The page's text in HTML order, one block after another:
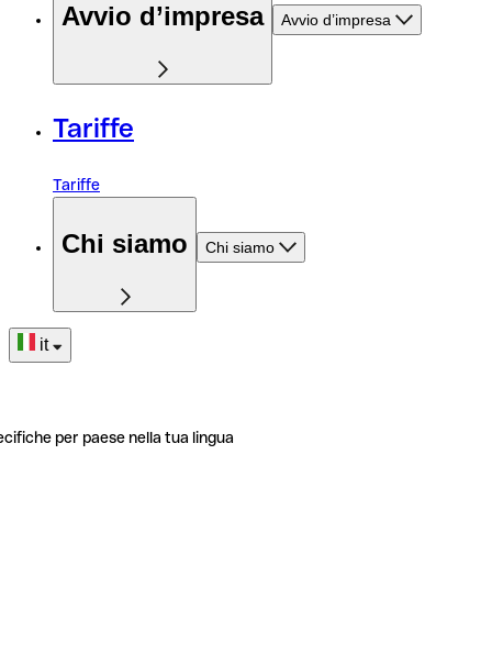
Avvio d’impresa Avvio d’impresa
Tariffe
Tariffe
Chi siamo Chi siamo
it
per paese nella tua lingua